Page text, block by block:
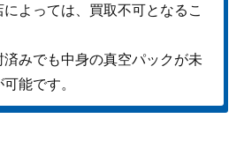
よっては、買取不可となるこ
みでも中身の真空パックが未
能です。